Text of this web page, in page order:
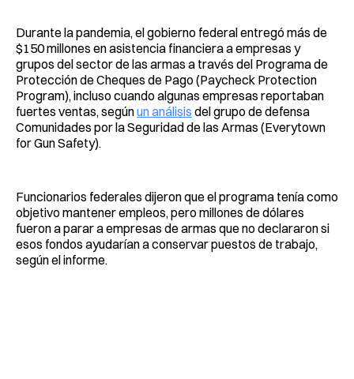
Durante la pandemia, el gobierno federal entregó más de
$150 millones en asistencia financiera a empresas y
grupos del sector de las armas a través del Programa de
Protección de Cheques de Pago (Paycheck Protection
Program), incluso cuando algunas empresas reportaban
fuertes ventas, segúnun análisis del grupo de defensa
Comunidades por la Seguridad de las Armas (Everytown
for Gun Safety).
Funcionarios federales dijeron que el programa tenía como
objetivo mantener empleos, pero millones de dólares
fueron a parar a empresas de armas que no declararon si
esos fondos ayudarían a conservar puestos de trabajo,
según el informe.